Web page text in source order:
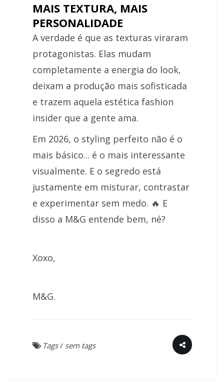
MAIS TEXTURA, MAIS
PERSONALIDADE
A verdade é que as texturas viraram
protagonistas. Elas mudam
completamente a energia do look,
deixam a produção mais sofisticada
e trazem aquela estética fashion
insider que a gente ama.
Em 2026, o styling perfeito não é o
mais básico... é o mais interessante
visualmente. E o segredo está
justamente em misturar, contrastar
e experimentar sem medo. 🔥 E
disso a M&G entende bem, né?
Xoxo,
M&G.
Tags/ sem tags